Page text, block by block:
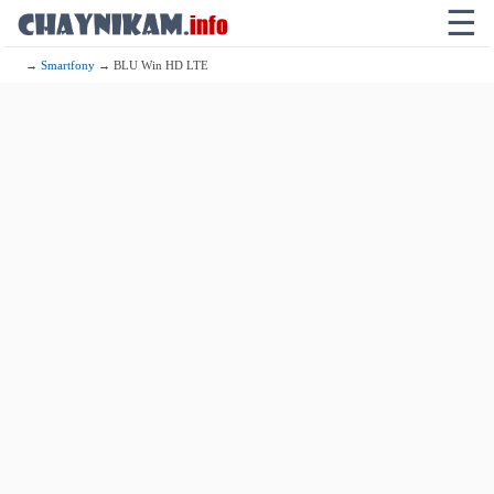
☰
→Smartfony → BLU Win HD LTE